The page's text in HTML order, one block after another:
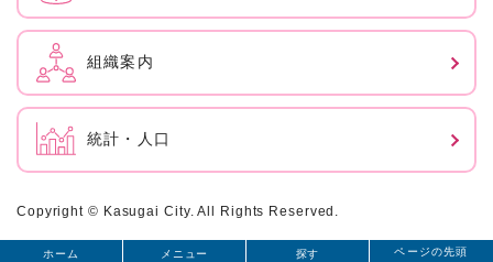
メニュー
ホーム 探す ページの先頭
組織案内
統計・人口
Copyright © Kasugai City. All Rights Reserved.